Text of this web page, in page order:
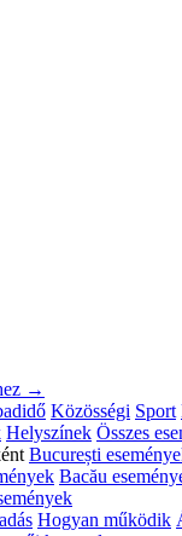
→
Közösségi Sport
Helyszínek Összes
București
Bacău
Hogyan működik